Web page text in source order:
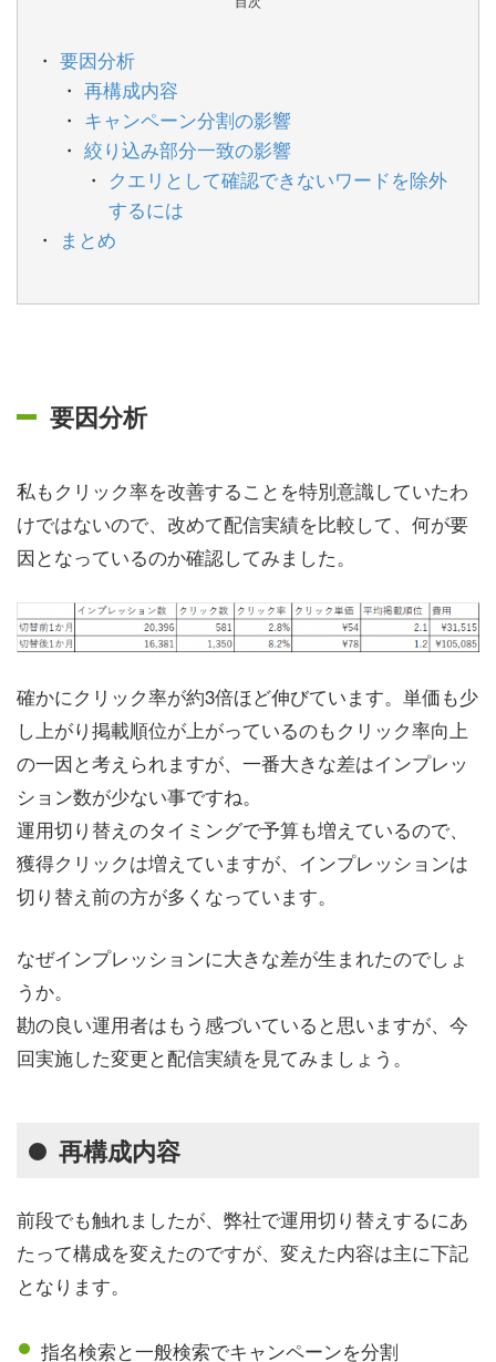
要因分析
再構成内容
キャンペーン分割の影響
絞り込み部分一致の影響
クエリとして確認できないワードを除外
するには
まとめ
要因分析
私もクリック率を改善することを特別意識していたわ
けではないので、改めて配信実績を比較して、何が要
因となっているのか確認してみました。
確かにクリック率が約3倍ほど伸びています。単価も少
し上がり掲載順位が上がっているのもクリック率向上
の一因と考えられますが、一番大きな差はインプレッ
ション数が少ない事ですね。
運用切り替えのタイミングで予算も増えているので、
獲得クリックは増えていますが、インプレッションは
切り替え前の方が多くなっています。
なぜインプレッションに大きな差が生まれたのでしょ
うか。
勘の良い運用者はもう感づいていると思いますが、今
回実施した変更と配信実績を見てみましょう。
再構成内容
前段でも触れましたが、弊社で運用切り替えするにあ
たって構成を変えたのですが、変えた内容は主に下記
となります。
指名検索と一般検索でキャンペーンを分割